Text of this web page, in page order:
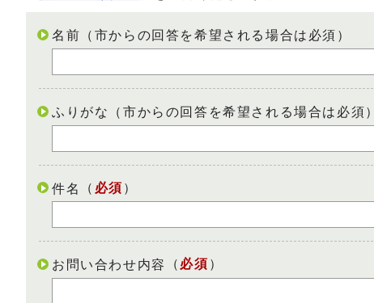
名前（市からの回答を希望される場合は必須）
ふりがな（市からの回答を希望される場合は必須）
件名 （ 必須 ）
お問い合わせ内容 （ 必須 ）